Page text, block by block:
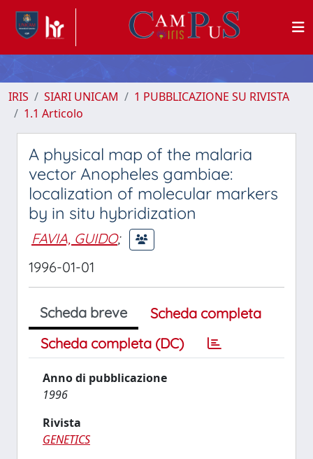
IRIS SIARI UNICAM
1 PUBBLICAZIONE SU RIVISTA
1.1 Articolo
A physical map of the malaria
vector Anopheles gambiae:
localization of molecular markers
by in situ hybridization
FAVIA, GUIDO;
1996-01-01
Scheda breve
Scheda completa
Scheda completa (DC)
Anno di pubblicazione
1996
Rivista
GENETICS